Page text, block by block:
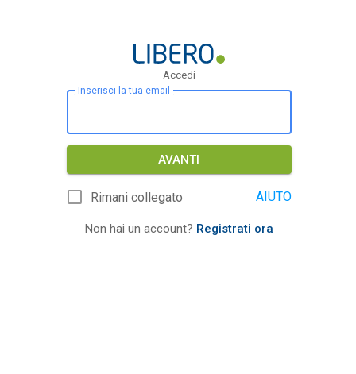
Accedi
Inserisci la tua email
AVANTI
Rimani collegato AIUTO
Non hai un account? Registrati ora